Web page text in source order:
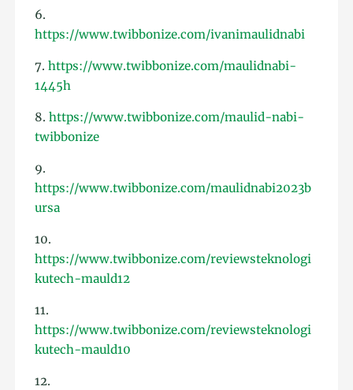
6.
https://www.twibbonize.com/ivanimaulidnabi
7.https://www.twibbonize.com/maulidnabi-
1445h
8.https://www.twibbonize.com/maulid-nabi-
twibbonize
9.
https://www.twibbonize.com/maulidnabi2023b
ursa
10.
https://www.twibbonize.com/reviewsteknologi
kutech-mauld12
11.
https://www.twibbonize.com/reviewsteknologi
kutech-mauld10
12.